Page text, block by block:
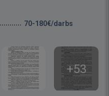
70-180€/darbs
+53